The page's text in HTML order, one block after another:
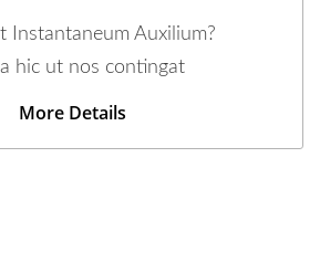
Instantaneum Auxilium?
hic ut nos contingat
More Details